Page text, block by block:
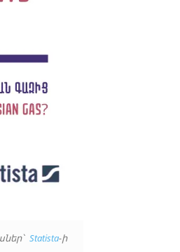
Statista-ի